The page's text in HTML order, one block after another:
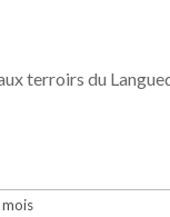
terroirs du